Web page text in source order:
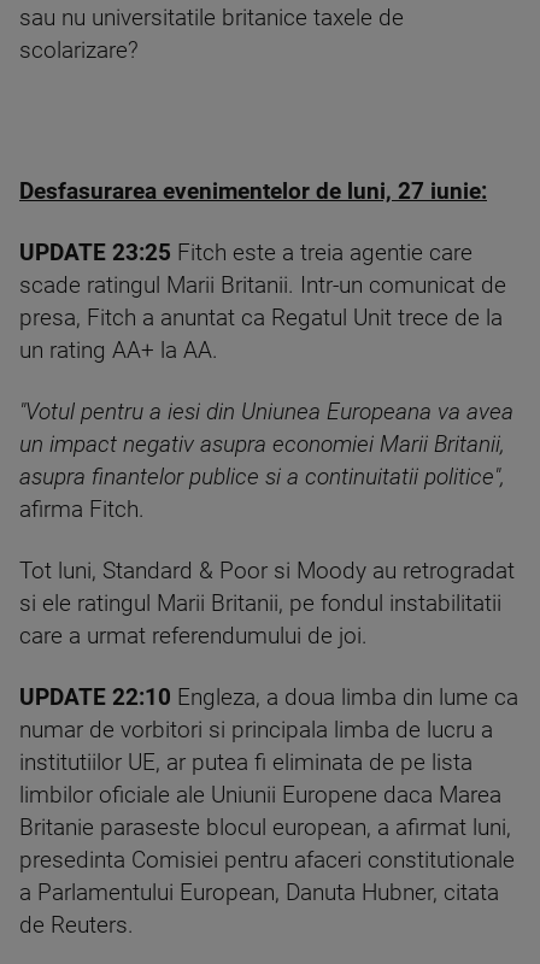
sau nu universitatile britanice taxele de
scolarizare?
Desfasurarea evenimentelor de luni, 27 iunie:
UPDATE 23:25 Fitch este a treia agentie care
scade ratingul Marii Britanii. Intr-un comunicat de
presa, Fitch a anuntat ca Regatul Unit trece de la
un rating AA+ la AA.
"Votul pentru a iesi din Uniunea Europeana va avea
un impact negativ asupra economiei Marii Britanii,
asupra finantelor publice si a continuitatii politice",
afirma Fitch.
Tot luni, Standard & Poor si Moody au retrogradat
si ele ratingul Marii Britanii, pe fondul instabilitatii
care a urmat referendumului de joi.
UPDATE 22:10 Engleza, a doua limba din lume ca
numar de vorbitori si principala limba de lucru a
institutiilor UE, ar putea fi eliminata de pe lista
limbilor oficiale ale Uniunii Europene daca Marea
Britanie paraseste blocul european, a afirmat luni,
presedinta Comisiei pentru afaceri constitutionale
a Parlamentului European, Danuta Hubner, citata
de Reuters.